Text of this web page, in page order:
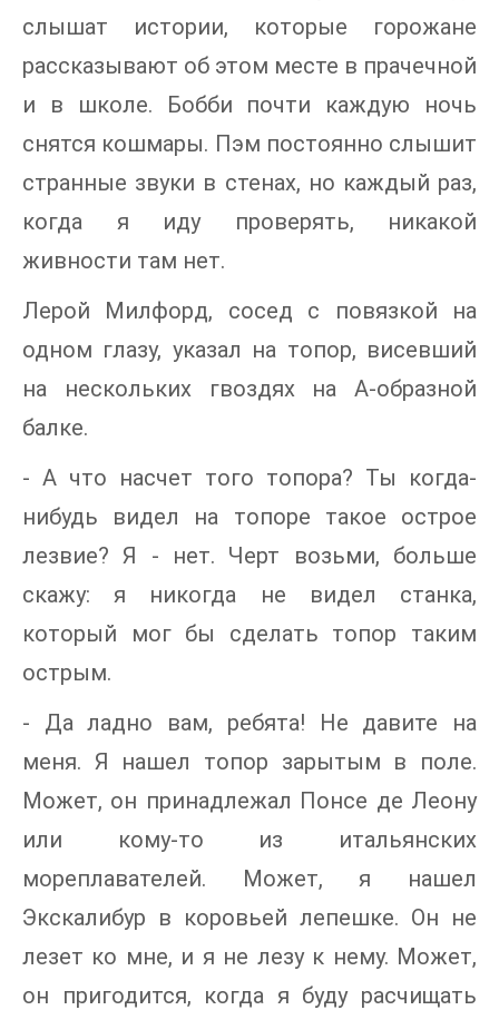
слышат истории, которые горожане
рассказывают об этом месте в прачечной
и в школе. Бобби почти каждую ночь
снятся кошмары. Пэм постоянно слышит
странные звуки в стенах, но каждый раз,
когда я иду проверять, никакой
живности там нет.
Лерой Милфорд, сосед с повязкой на
одном глазу, указал на топор, висевший
на нескольких гвоздях на А-образной
балке.
- А что насчет того топора? Ты когда-
нибудь видел на топоре такое острое
лезвие? Я - нет. Черт возьми, больше
скажу: я никогда не видел станка,
который мог бы сделать топор таким
острым.
- Да ладно вам, ребята! Не давите на
меня. Я нашел топор зарытым в поле.
Может, он принадлежал Понсе де Леону
или кому-то из итальянских
мореплавателей. Может, я нашел
Экскалибур в коровьей лепешке. Он не
лезет ко мне, и я не лезу к нему. Может,
он пригодится, когда я буду расчищать